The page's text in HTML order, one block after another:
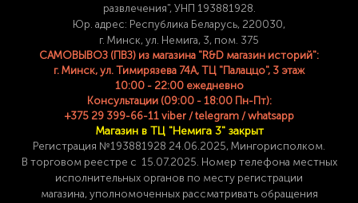
развлечения", УНП 193881928.
Юр. адрес: Республика Беларусь, 220030,
г. Минск, ул. Немига, 3, пом. 375
САМОВЫВОЗ (ПВЗ) из магазина "R&D магазин историй":
г. Минск, ул. Тимирязева 74A, ТЦ "Палаццо", 3 этаж
10:00 - 22:00 ежедневно
Консультации (09:00 - 18:00 Пн-Пт):
+375 29 399-66-11 viber / telegram / whatsapp
Магазин в ТЦ "Немига 3" закрыт
Регистрация №193881928 24 .06.2025, Мингорисполком.
В торговом реестре с 15.07.2025. Номер телефона местных
исполнительных органов по месту регистрации
магазина,уполномоченных рассматривать обращения